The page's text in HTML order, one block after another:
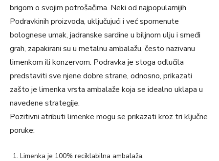
brigom o svojim potrošačima. Neki od najpopularnijih
Podravkinih proizvoda, uključujući i već spomenute
bolognese umak, jadranske sardine u biljnom ulju i smeđi
grah, zapakirani su u metalnu ambalažu, često nazivanu
limenkom ili konzervom. Podravka je stoga odlučila
predstaviti sve njene dobre strane, odnosno, prikazati
zašto je limenka vrsta ambalaže koja se idealno uklapa u
navedene strategije.
Pozitivni atributi limenke mogu se prikazati kroz tri ključne
poruke:
Limenka je 100% reciklabilna ambalaža.